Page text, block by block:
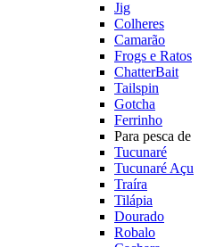
Jig
Colheres
Camarão
Frogs e Ratos
ChatterBait
Tailspin
Gotcha
Ferrinho
Para pesca de
Tucunaré
Tucunaré Açu
Traíra
Tilápia
Dourado
Robalo